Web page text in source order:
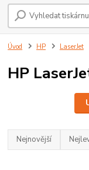
Úvod HP LaserJet
HP
Nejnovější